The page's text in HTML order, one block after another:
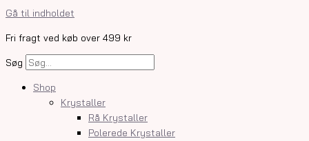
Gå til indholdet
Fri fragt ved køb over 499 kr
Søg
Shop
Krystaller
Rå Krystaller
Polerede Krystaller